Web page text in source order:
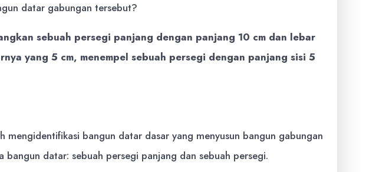
datar gabungan tersebut?
sebuah persegi panjang dengan panjang 10 cm dan lebar
yang 5 cm, menempel sebuah persegi dengan panjang sisi 5
mengidentifikasi bangun datar dasar yang menyusun bangun gabungan
bangun datar: sebuah persegi panjang dan sebuah persegi.